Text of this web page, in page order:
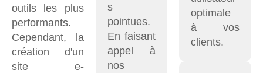
outils les plus
performants.
Cependant, la
création d'un
site e-
s
pointues.
En faisant
appel à
nos
optimale
à vos
clients.